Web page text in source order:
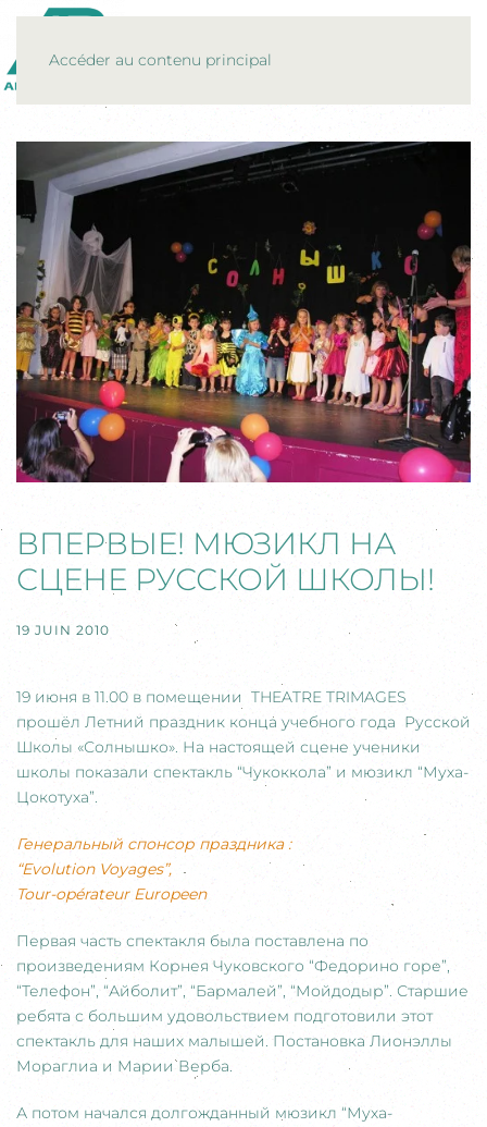
Accéder au contenu principal
ВПЕРВЫЕ! МЮЗИКЛ НА
СЦЕНЕ РУССКОЙ ШКОЛЫ!
19 JUIN 2010
19 июня в 11.00 в помещении THEATRE TRIMAGES
прошёл Летний праздник конца учебного года Русской
Школы «Солнышко». На настоящей сцене ученики
школы показали спектакль “Чукоккола” и мюзикл “Муха-
Цокотуха”.
Генеральный спонсор праздника :
“Evolution Voyages”,
Tour-opérateur Europeen
Первая часть спектакля была поставлена по
произведениям Корнея Чуковского “Федорино горе”,
“Телефон”, “Айболит”, “Бармалей”, “Мойдодыр”. Старшие
ребята с большим удовольствием подготовили этот
спектакль для наших малышей. Постановка Лионэллы
Мораглиа и Марии Верба.
А потом начался долгожданный мюзикл “Муха-